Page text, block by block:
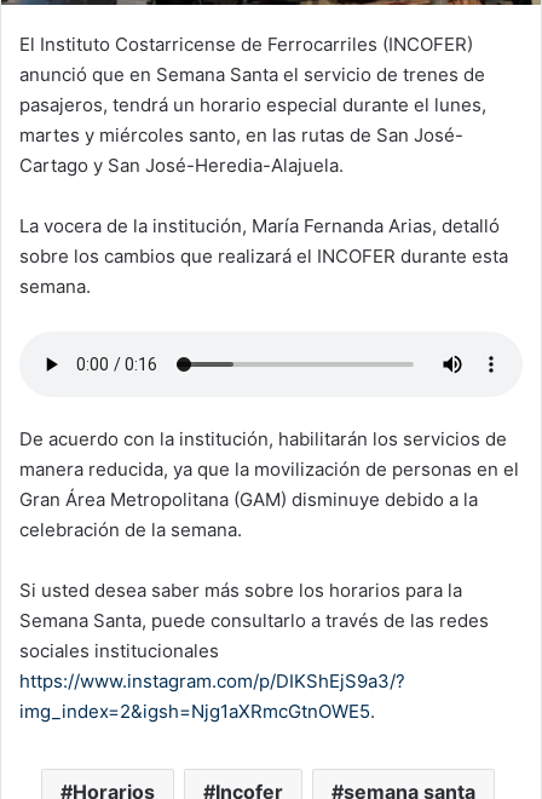
El Instituto Costarricense de Ferrocarriles (INCOFER)
anunció que en Semana Santa el servicio de trenes de
pasajeros, tendrá un horario especial durante el lunes,
martes y miércoles santo, en las rutas de San José-
Cartago y San José-Heredia-Alajuela.
La vocera de la institución, María Fernanda Arias, detalló
sobre los cambios que realizará el INCOFER durante esta
semana.
De acuerdo con la institución, habilitarán los servicios de
manera reducida, ya que la movilización de personas en el
Gran Área Metropolitana (GAM) disminuye debido a la
celebración de la semana.
Si usted desea saber más sobre los horarios para la
Semana Santa, puede consultarlo a través de las redes
sociales institucionales
https://www.instagram.com/p/DIKShEjS9a3/?
img_index=2&igsh=Njg1aXRmcGtnOWE5.
Horarios Incofer semana santa